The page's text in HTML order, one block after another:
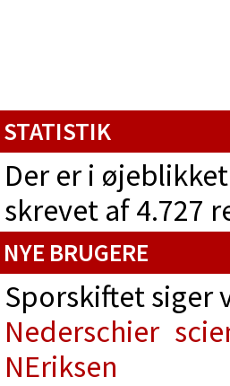
STATISTIK
Der er i
skrevet af 4.727
NYE BRUGERE
Sporskiftet
Nederschier
NEriksen